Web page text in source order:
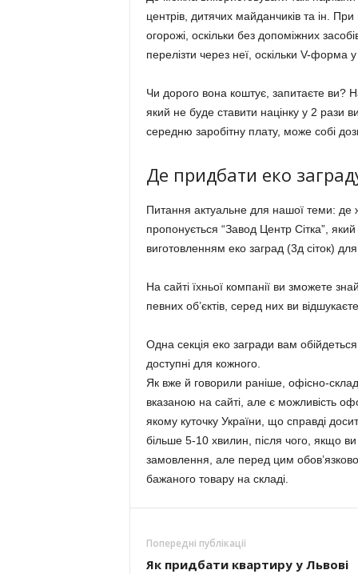
центрів, дитячих майданчиків та ін.
огорожі, оскільки без допоміжних
перелізти через неї, оскільки V-форма
Чи дорого вона коштує, запитаєте ви?
який не буде ставити націнку у 2 рази
середню заробітну плату, може собі
Де придбати еко
Питання актуальне для нашої теми: де
пропонується “Завод Центр Сітка”,
виготовленням еко заград (3д сіток)
На сайті їхньої компанії ви зможете
певних об’єктів, серед них ви відшукаєте
Одна секція еко загради вам
доступні для кожного.
Як вже й говорили раніше, офісно-
вказаною на сайті, але є можливість
якому куточку України, що справді
більше 5-10 хвилин, після чого, якщо
замовлення, але перед цим
бажаного товару на складі.
Попередні публікації
Як придбати квартиру у Львові